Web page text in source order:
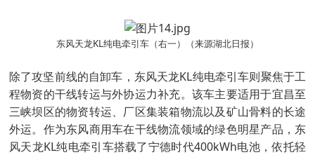
东风天龙KL纯电牵引车（右一）（来源湖北日报）
除了攻坚前线的自卸车，东风天龙KL纯电牵引车则聚焦于工
程物资的干线转运与外协运力补充。该车主要适用于宜昌至
三峡坝区的物资转运、厂区集装箱物流以及矿山骨料的长途
外运。作为东风商用车在干线物流领域的绿色明星产品，东
风天龙KL纯电牵引车搭载了宁德时代400kWh电池，依托轻